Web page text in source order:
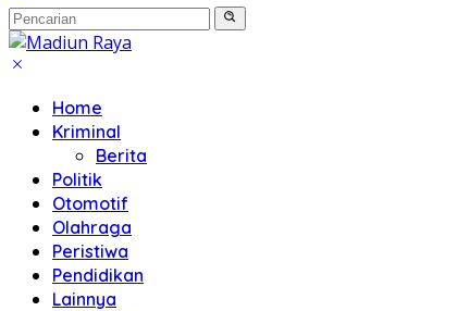
Home
Kriminal
Berita
Politik
Otomotif
Olahraga
Peristiwa
Pendidikan
Lainnya